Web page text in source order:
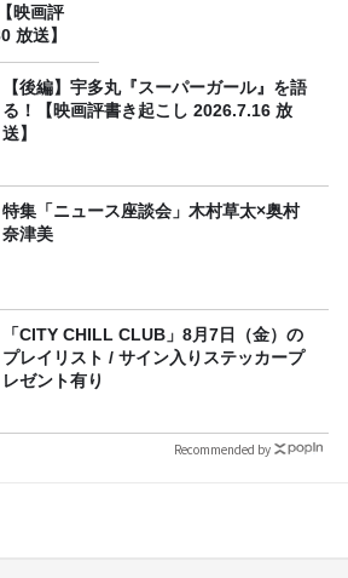
映画評
放送】
【後編】宇多丸『スーパーガール』を語
る！【映画評書き起こし 2026.7.16 放
送】
特集「ニュース座談会」木村草太×奥村
奈津美
「CITY CHILL CLUB」8月7日（金）の
プレイリスト / サイン入りステッカープ
レゼント有り
Recommended by